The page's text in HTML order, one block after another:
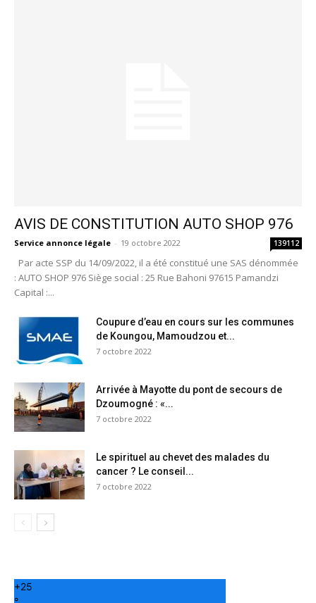
AVIS DE CONSTITUTION AUTO SHOP 976
Service annonce légale - 19 octobre 2022 139112
Par acte SSP du 14/09/2022, il a été constitué une SAS dénommée
: AUTO SHOP 976 Siège social : 25 Rue Bahoni 97615 Pamandzi
Capital :...
Coupure d’eau en cours sur les communes
de Koungou, Mamoudzou et...
7 octobre 2022
Arrivée à Mayotte du pont de secours de
Dzoumogné : «...
7 octobre 2022
Le spirituel au chevet des malades du
cancer ? Le conseil...
7 octobre 2022
+25